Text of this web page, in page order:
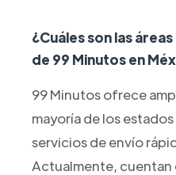
¿Cuáles son las
de 99 Minutos en
99 Minutos ofrece
mayoría de los
servicios de envío
Actualmente,